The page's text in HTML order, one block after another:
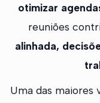
otimizar
reuniões
alinhada,
Uma das maiores